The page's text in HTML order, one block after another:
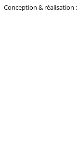
Conception & réalisation :